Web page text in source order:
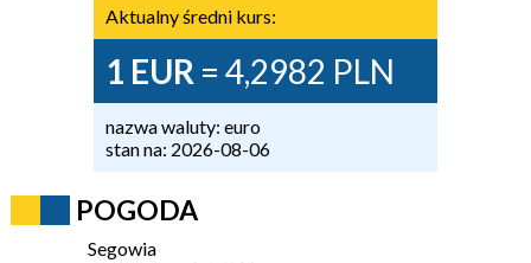
Aktualny średni kurs:
1 EUR = 4,2982 PLN
nazwa waluty: euro
stan na: 2026-08-06
POGODA
Segowia